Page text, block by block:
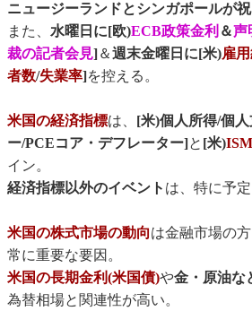
ニュージーランドとシンガポールが
また、 水曜日に[欧)ECB政策金利 ＆声
裁の記者会見]＆週末金曜日に[米)雇
者数/失業率]を控える。
米国の経済指標は、 [米)個人所得/個
ー/PCEコア・デフレーター]と [米)
イン。
経済指標以外のイベント は、特に予
米国の株式市場の動向は金融市場の
常に重要な要因。
米国の長期金利(米国債)や金・原油な
為替相場と関連性が高い。